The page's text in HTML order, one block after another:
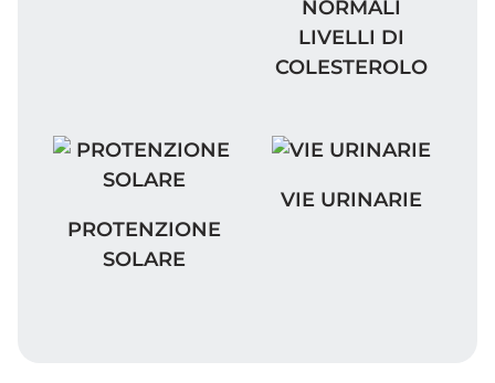
NORMALI LIVELLI DI
NORMALI
LIVELLI DI
COLESTEROLO
PROTENZIONE SOLARE
PROTENZIONE
SOLARE
VIE URINARIE
VIE URINARIE